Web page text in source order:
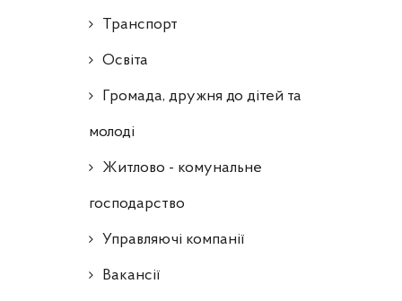
Транспорт
Освіта
Громада, дружня до дітей та
молоді
Житлово - комунальне
господарство
Управляючі компанії
Ваканcії